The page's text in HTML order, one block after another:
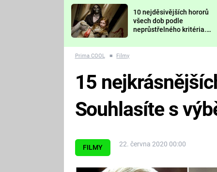
FUTURAMA
10 nejděsivějších hororů
všech dob podle
neprůstřelného kritéria.
nejvíc zvednou tep?
Prima COOL ■ Filmy
FILMY 22. června 2020 00:00
15
Souhlasíte s